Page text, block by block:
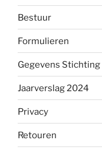
Bestuur
Formulieren
Gegevens Stichting
Jaarverslag 2024
Privacy
Retouren